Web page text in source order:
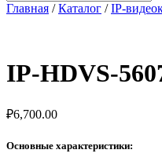
Главная /Каталог /IP-
IP-HDVS-
₽6,700.00
Основные характеристики: